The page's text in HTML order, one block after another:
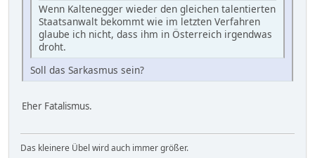
Wenn Kaltenegger wieder den gleichen talentierten
Staatsanwalt bekommt wie im letzten Verfahren
glaube ich nicht, dass ihm in Österreich irgendwas
droht.
Soll das Sarkasmus sein?
Eher Fatalismus.
Das kleinere Übel wird auch immer größer.